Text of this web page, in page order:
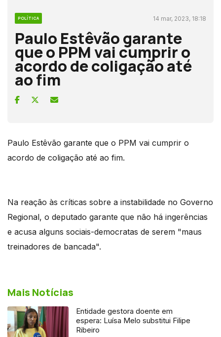
POLÍTICA 14 mar, 2023, 18:18
Paulo Estêvão garante
que o PPM vai cumprir o
acordo de coligação até
ao fim
Paulo Estêvão garante que o PPM vai cumprir o
acordo de coligação até ao fim.
Na reação às críticas sobre a instabilidade no Governo
Regional, o deputado garante que não há ingerências
e acusa alguns sociais-democratas de serem "maus
treinadores de bancada".
Mais Notícias
Entidade gestora doente em
espera: Luísa Melo substitui Filipe
Ribeiro